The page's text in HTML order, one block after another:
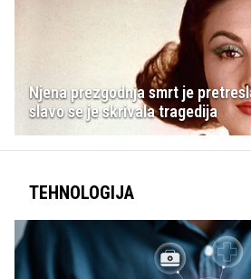
Njena prezgodnja smrt je
slavo se je skrivala tragedija
TEHNOLOGIJA